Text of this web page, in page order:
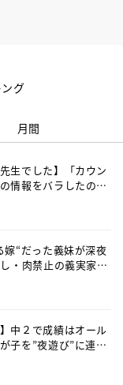
グ
月間
生でした】「カウン
情報をバラしたの
嫁“だった義妹が深夜
・肉禁止の義実家ル
中２で成績はオール
子を”夜遊び”に連れ